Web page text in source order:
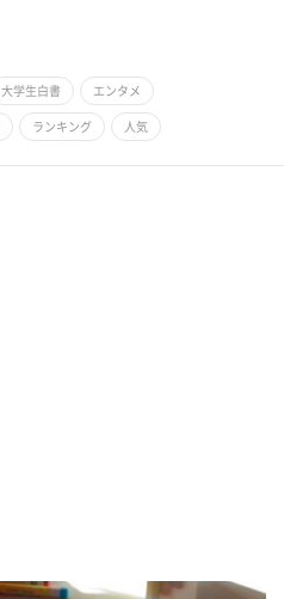
大学生白書 エンタメ
ランキング 人気